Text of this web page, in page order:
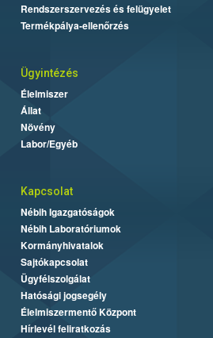
Rendszerszervezés és felügyelet
Termékpálya-ellenőrzés
Ügyintézés
Élelmiszer
Állat
Növény
Labor/Egyéb
Kapcsolat
Nébih Igazgatóságok
Nébih Laboratóriumok
Kormányhivatalok
Sajtókapcsolat
Ügyfélszolgálat
Hatósági jogsegély
Élelmiszermentő Központ
Hírlevél feliratkozás